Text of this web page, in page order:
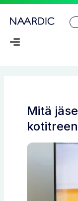
Siirry
sisältöön
Mitä